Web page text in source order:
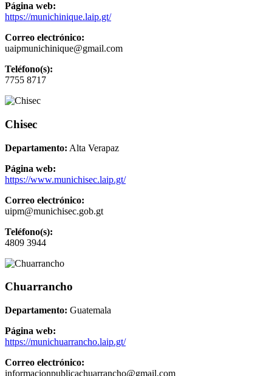
Página web:
https://munichinique.laip.gt/
Correo electrónico:
uaipmunichinique@gmail.com
Teléfono(s):
7755 8717
Chisec
Departamento: Alta Verapaz
Página web:
https://www.munichisec.laip.gt/
Correo electrónico:
uipm@munichisec.gob.gt
Teléfono(s):
4809 3944
Chuarrancho
Departamento: Guatemala
Página web:
https://munichuarrancho.laip.gt/
Correo electrónico:
informacionpublicachuarrancho@gmail.com